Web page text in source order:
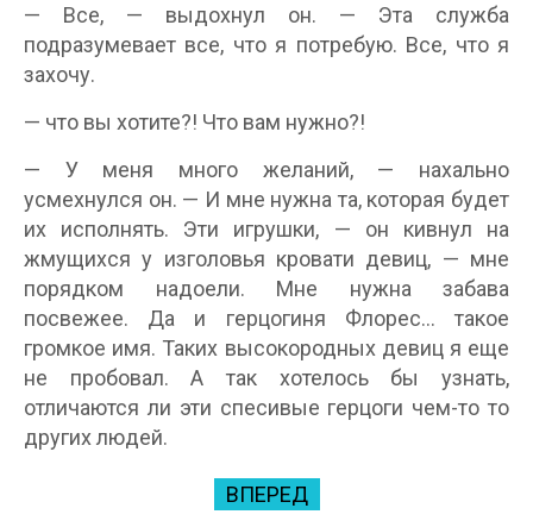
— Все, — выдохнул он. — Эта служба
подразумевает все, что я потребую. Все, что я
захочу.
— что вы хотите?! Что вам нужно?!
— У меня много желаний, — нахально
усмехнулся он. — И мне нужна та, которая будет
их исполнять. Эти игрушки, — он кивнул на
жмущихся у изголовья кровати девиц, — мне
порядком надоели. Мне нужна забава
посвежее. Да и герцогиня Флорес... такое
громкое имя. Таких высокородных девиц я еще
не пробовал. А так хотелось бы узнать,
отличаются ли эти спесивые герцоги чем-то то
других людей.
ВПЕРЕД